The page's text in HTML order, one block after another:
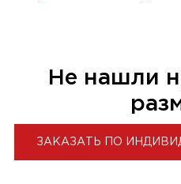
Не нашли
ЗАКАЗАТЬ ПО